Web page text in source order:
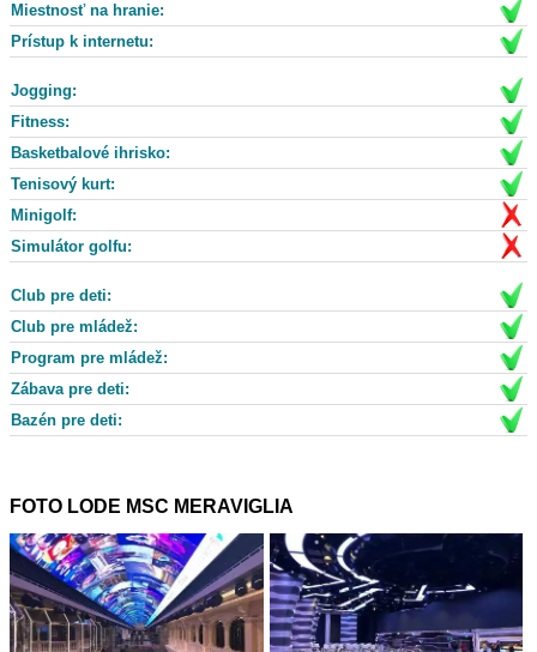
Miestnosť na hranie:
Prístup k internetu:
Jogging:
Fitness:
Basketbalové ihrisko:
Tenisový kurt:
Minigolf:
Simulátor golfu:
Club pre deti:
Club pre mládež:
Program pre mládež:
Zábava pre deti:
Bazén pre deti:
FOTO LODE MSC MERAVIGLIA